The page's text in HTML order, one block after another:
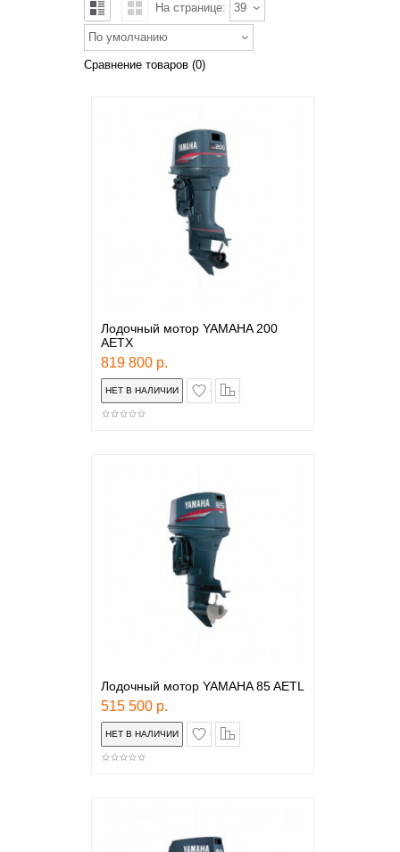
На странице: 39
По умолчанию
Сравнение товаров (0)
Лодочный мотор YAMAHA 200
AETX
819 800 р.
в закладки
Лодочный мотор YAMAHA 85 AETL
515 500 р.
в закладки